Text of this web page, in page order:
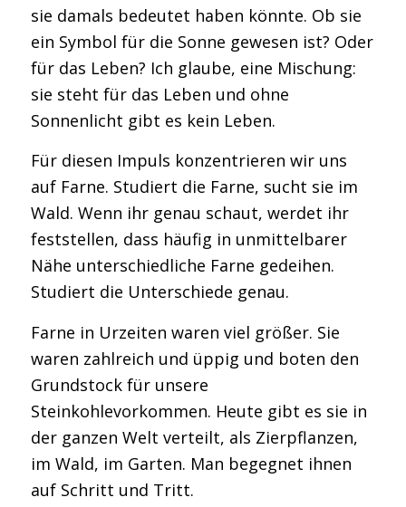
sie damals bedeutet haben könnte. Ob sie
ein Symbol für die Sonne gewesen ist? Oder
für das Leben? Ich glaube, eine Mischung:
sie steht für das Leben und ohne
Sonnenlicht gibt es kein Leben.
Für diesen Impuls konzentrieren wir uns
auf Farne. Studiert die Farne, sucht sie im
Wald. Wenn ihr genau schaut, werdet ihr
feststellen, dass häufig in unmittelbarer
Nähe unterschiedliche Farne gedeihen.
Studiert die Unterschiede genau.
Farne in Urzeiten waren viel größer. Sie
waren zahlreich und üppig und boten den
Grundstock für unsere
Steinkohlevorkommen. Heute gibt es sie in
der ganzen Welt verteilt, als Zierpflanzen,
im Wald, im Garten. Man begegnet ihnen
auf Schritt und Tritt.